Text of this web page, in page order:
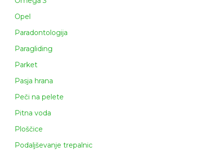
Opel
Paradontologija
Paragliding
Parket
Pasja hrana
Peči na pelete
Pitna voda
Ploščice
Podaljševanje trepalnic